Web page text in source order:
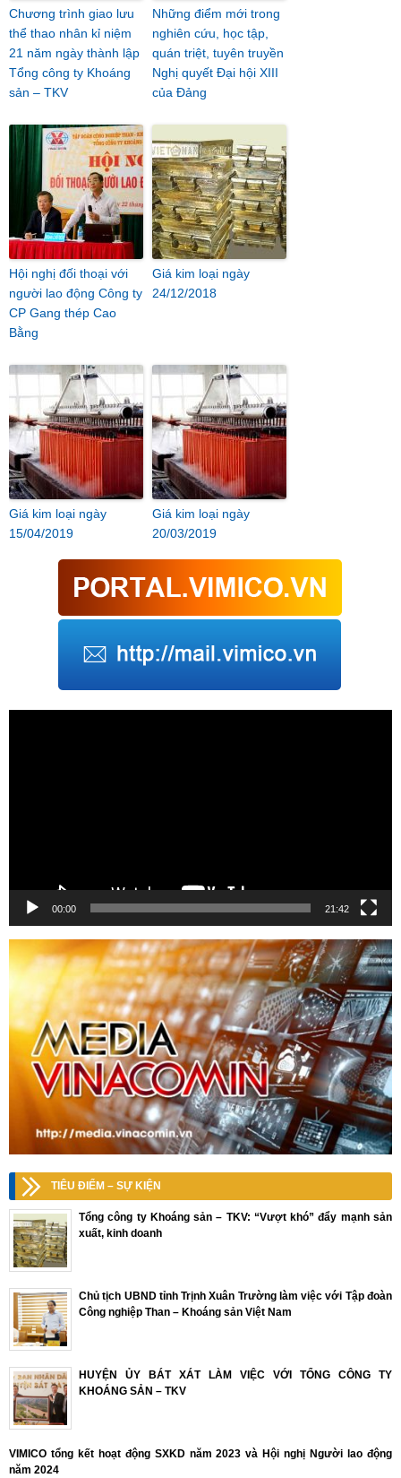
Chương trình giao lưu
thể thao nhân kỉ niệm
21 năm ngày thành lập
Tổng công ty Khoáng
sản – TKV
Những điểm mới trong
nghiên cứu, học tập,
quán triệt, tuyên truyền
Nghị quyết Đại hội XIII
của Đảng
Hội nghị đối thoại với
người lao động Công ty
CP Gang thép Cao
Bằng
Giá kim loại ngày
24/12/2018
Giá kim loại ngày
15/04/2019
Giá kim loại ngày
20/03/2019
00:00 21:42
TIÊU ĐIỂM – SỰ KIỆN
Tổng công ty Khoáng sản – TKV: “Vượt khó” đẩy mạnh sản
xuất, kinh doanh
Chủ tịch UBND tỉnh Trịnh Xuân Trường làm việc với Tập đoàn
Công nghiệp Than – Khoáng sản Việt Nam
HUYỆN ỦY BÁT XÁT LÀM VIỆC VỚI TỔNG CÔNG TY
KHOÁNG SẢN – TKV
VIMICO tổng kết hoạt động SXKD năm 2023 và Hội nghị Người lao động
năm 2024